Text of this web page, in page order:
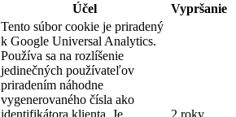
Účel Vypršanie
Tento súbor cookie je priradený
k Google Universal Analytics.
Používa sa na rozlíšenie
jedinečných používateľov
priradením náhodne
vygenerovaného čísla ako
identifikátora klienta. Je
2 roky